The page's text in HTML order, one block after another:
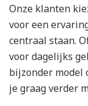
Onze klanten
voor een
centraal staan.
voor dagelijks
bijzonder model
je graag verder